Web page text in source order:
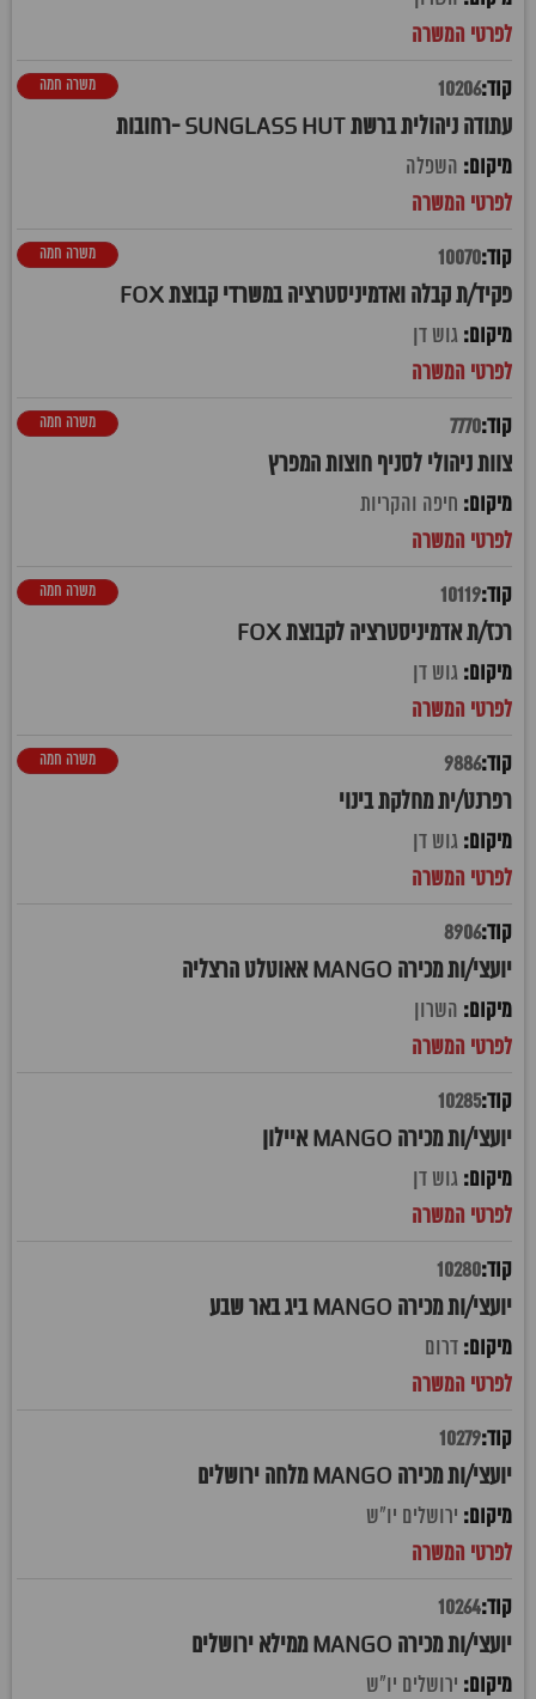
10206
עתודה ניהולית ברשת SUNGLASS HUT -רחובות
משרה חמה
השפלה
10070
פקיד/ת קבלה ואדמיניסטרציה במשרדי קבוצת FOX
משרה חמה
גוש דן
7770
צוות ניהולי לסניף חוצות המפרץ
משרה חמה
חיפה והקריות
10119
רכז/ת אדמיניסטרציה לקבוצת FOX
משרה חמה
גוש דן
9886
רפרנט/ית מחלקת בינוי
משרה חמה
גוש דן
8906
יועצי/ות מכירה MANGO אאוטלט הרצליה
השרון
10285
יועצי/ות מכירה MANGO איילון
גוש דן
10280
יועצי/ות מכירה MANGO ביג באר שבע
דרום
10279
יועצי/ות מכירה MANGO מלחה ירושלים
ירושלים יו"ש
10264
יועצי/ות מכירה MANGO ממילא ירושלים
ירושלים יו"ש